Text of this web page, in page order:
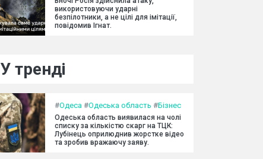
використовуючи ударні
безпілотники, а не цілі для імітації,
повідомив Ігнат.
У тренді
#Одеса #Одеська область #Бізнес
Одеська область виявилася на чолі
списку за кількістю скарг на ТЦК:
Лубінець оприлюднив жорстке відео
та зробив вражаючу заяву.